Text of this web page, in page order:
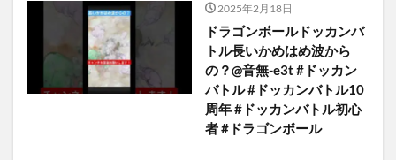
2025年2月18日
ドラゴンボールドッカンバ
トル長いかめはめ波から
の？@音無-e3t #ドッカン
バトル #ドッカンバトル10
周年 #ドッカンバトル初心
者 #ドラゴンボール